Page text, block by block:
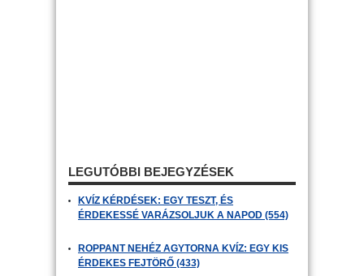
LEGUTÓBBI BEJEGYZÉSEK
KVÍZ KÉRDÉSEK: EGY TESZT, ÉS
ÉRDEKESSÉ VARÁZSOLJUK A NAPOD (554)
ROPPANT NEHÉZ AGYTORNA KVÍZ: EGY KIS
ÉRDEKES FEJTÖRŐ (433)